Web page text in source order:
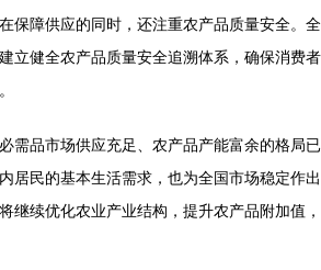
保障供应的同时，还注重农产品质量安全。全
立健全农产品质量安全追溯体系，确保消费者
需品市场供应充足、农产品产能富余的格局已
居民的基本生活需求，也为全国市场稳定作出
继续优化农业产业结构，提升农产品附加值，